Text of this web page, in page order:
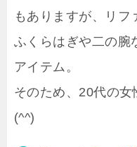
もありますが、リフ
ふくらはぎや二の腕
アイテム。
そのため、20代の
(^^)